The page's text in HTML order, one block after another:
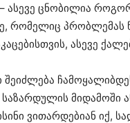
ასევე ცნობილია
რომელიც პრობლემას
ასევე
შეიძლება
მიდამოში
ვითარდებიან იქ,